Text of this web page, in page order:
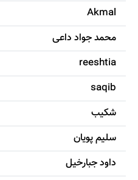
Akmal
محمد جواد داعی
reeshtia
saqib
شکيب
سليم پویان
داود جبارخیل